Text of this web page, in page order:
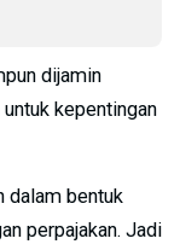
dijamin
kepentingan
dalam bentuk
perpajakan. Jadi